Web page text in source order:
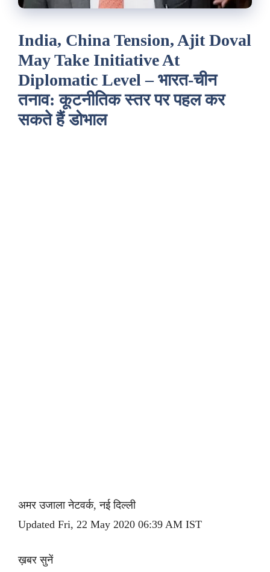
India, China Tension, Ajit Doval
May Take Initiative At
Diplomatic Level – भारत-चीन
तनाव: कूटनीतिक स्तर पर पहल कर
सकते हैं डोभाल
अमर उजाला नेटवर्क, नई दिल्ली
Updated Fri, 22 May 2020 06:39 AM IST
ख़बर सुनें